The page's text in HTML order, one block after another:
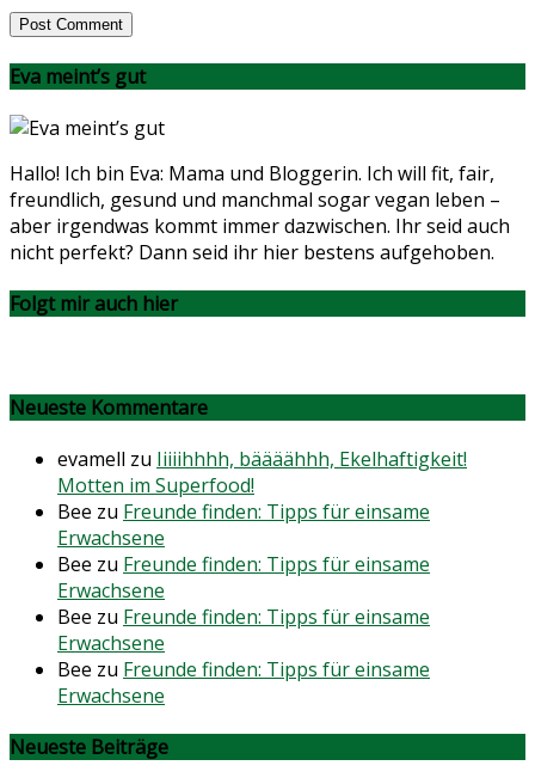
Eva meint’s gut
Hallo! Ich bin Eva: Mama und Bloggerin. Ich will fit, fair,
freundlich, gesund und manchmal sogar vegan leben –
aber irgendwas kommt immer dazwischen. Ihr seid auch
nicht perfekt? Dann seid ihr hier bestens aufgehoben.
Folgt mir auch hier
Neueste Kommentare
evamell zu Iiiiihhhh, bäääähhh, Ekelhaftigkeit!
Motten im Superfood!
Bee zu Freunde finden: Tipps für einsame
Erwachsene
Bee zu Freunde finden: Tipps für einsame
Erwachsene
Bee zu Freunde finden: Tipps für einsame
Erwachsene
Bee zu Freunde finden: Tipps für einsame
Erwachsene
Neueste Beiträge